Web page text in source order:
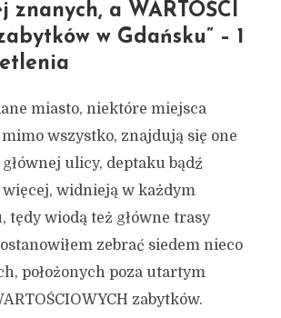
znanych, a WARTOŚCI
w Gdańsku” – 1
miasto, niektóre miejsca
wszystko, znajdują się one
ulicy, deptaku bądź
więcej, widnieją w każdym
tędy wiodą też główne trasy
zebrać siedem nieco
położonych poza utartym
zabytków.